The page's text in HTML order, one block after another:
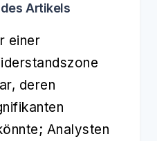
Artikels
einer
deren
Analysten